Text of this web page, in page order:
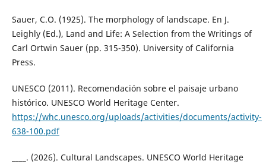
Sauer, C.O. (1925). The morphology of landscape. En J.
Leighly (Ed.), Land and Life: A Selection from the Writings of
Carl Ortwin Sauer (pp. 315-350). University of California
Press.
UNESCO (2011). Recomendación sobre el paisaje urbano
histórico. UNESCO World Heritage Center.
https://whc.unesco.org/uploads/activities/documents/activity-
638-100.pdf
____. (2026). Cultural Landscapes. UNESCO World Heritage